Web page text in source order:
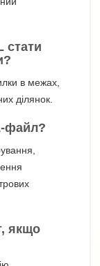
стати
в межах,
ділянок.
файл?
якщо